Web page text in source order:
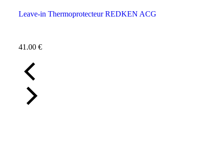
Leave-in Thermoprotecteur REDKEN ACG
41.00 €